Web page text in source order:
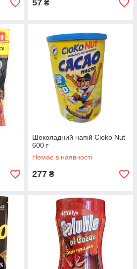
57 ₴
Шоколадний напій Cioko Nut
600 г
Немає в наявності
277 ₴